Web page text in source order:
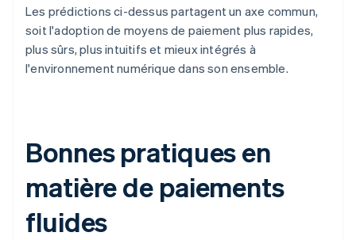
Les prédictions ci-dessus partagent un axe commun,
soit l'adoption de moyens de paiement plus rapides,
plus sûrs, plus intuitifs et mieux intégrés à
l'environnement numérique dans son ensemble.
Bonnes pratiques en
matière de paiements
fluides